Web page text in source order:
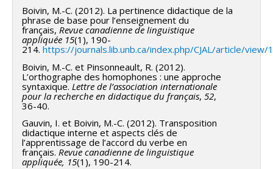
Boivin, M.-C. (2012). La pertinence didactique de la
phrase de base pour l’enseignement du
français, Revue canadienne de linguistique
appliquée 15(1), 190-
214. https://journals.lib.unb.ca/index.php/CJAL/article/view/
Boivin, M.-C. et Pinsonneault, R. (2012).
L’orthographe des homophones : une approche
syntaxique. Lettre de l’association internationale
pour la recherche en didactique du français, 52,
36-40.
Gauvin, I. et Boivin, M.-C. (2012). Transposition
didactique interne et aspects clés de
l’apprentissage de l’accord du verbe en
français. Revue canadienne de linguistique
appliquée, 15(1), 190-214.